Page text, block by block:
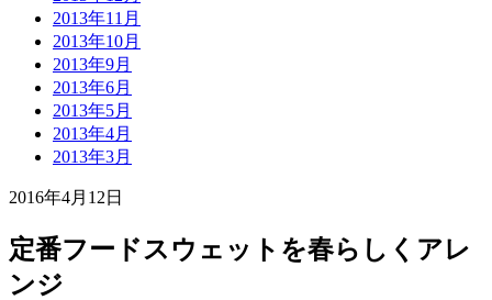
2013年11月
2013年10月
2013年9月
2013年6月
2013年5月
2013年4月
2013年3月
2016年4月12日
定番フードスウェットを春らしくアレ
ンジ